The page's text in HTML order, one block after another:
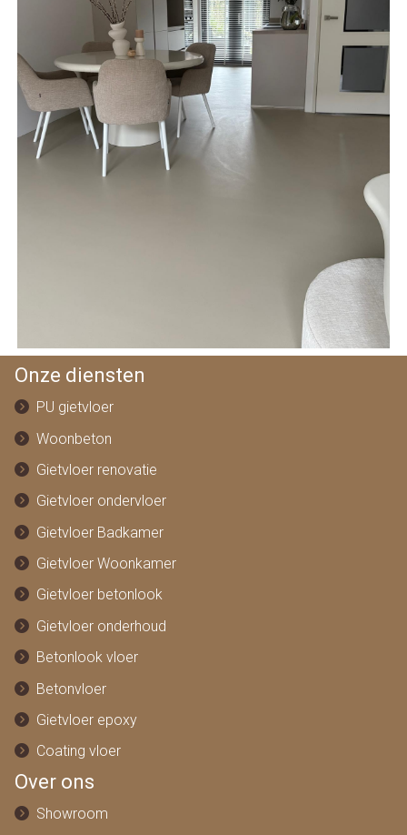
Onze diensten
PU gietvloer
Woonbeton
Gietvloer renovatie
Gietvloer ondervloer
Gietvloer Badkamer
Gietvloer Woonkamer
Gietvloer betonlook
Gietvloer onderhoud
Betonlook vloer
Betonvloer
Gietvloer epoxy
Coating vloer
Over ons
Showroom